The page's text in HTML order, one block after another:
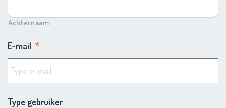
Achternaam
E-mail *
Type gebruiker